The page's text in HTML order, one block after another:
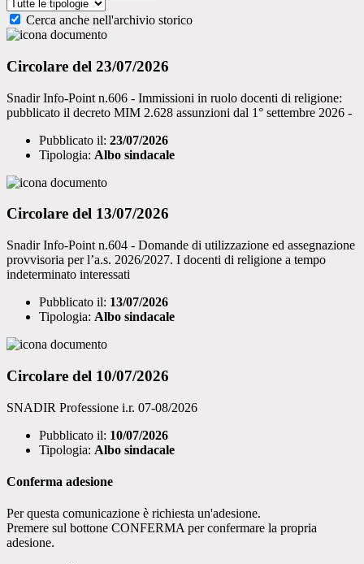
Cerca anche nell'archivio storico
Circolare del 23/07/2026
Snadir Info-Point n.606 - Immissioni in ruolo docenti di religione:
pubblicato il decreto MIM 2.628 assunzioni dal 1° settembre 2026 -
Pubblicato il: 23/07/2026
Tipologia: Albo sindacale
Circolare del 13/07/2026
Snadir Info-Point n.604 - Domande di utilizzazione ed assegnazione
provvisoria per l’a.s. 2026/2027. I docenti di religione a tempo
indeterminato interessati
Pubblicato il: 13/07/2026
Tipologia: Albo sindacale
Circolare del 10/07/2026
SNADIR Professione i.r. 07-08/2026
Pubblicato il: 10/07/2026
Tipologia: Albo sindacale
Conferma adesione
Per questa comunicazione è richiesta un'adesione.
Premere sul bottone CONFERMA per confermare la propria
adesione.